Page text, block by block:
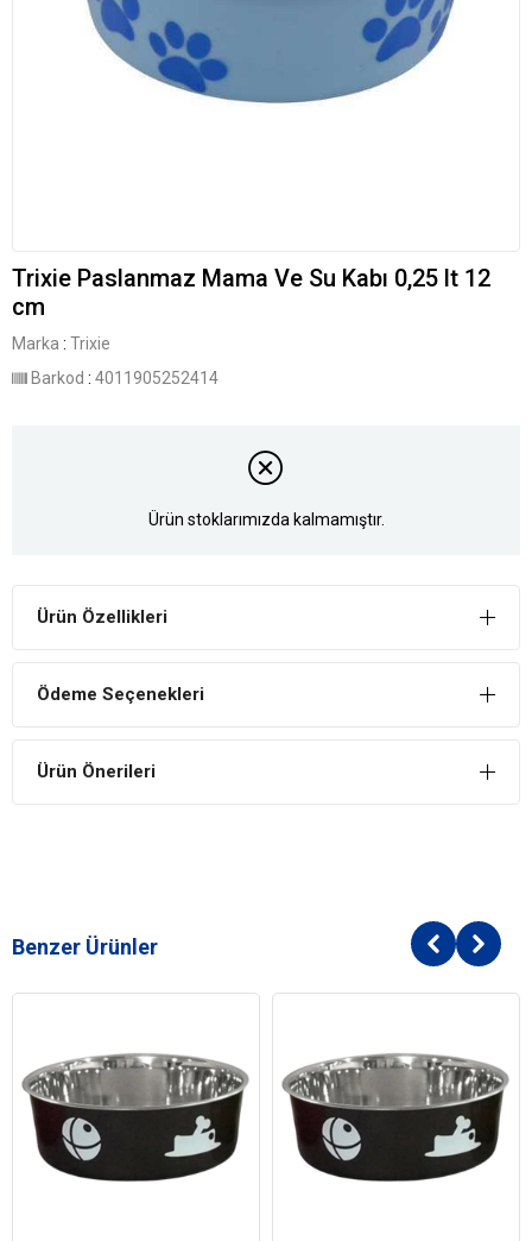
Trixie Paslanmaz Mama Ve Su Kabı 0,25 lt 12
cm
Marka : Trixie
Barkod : 4011905252414
Ürün stoklarımızda kalmamıştır.
Ürün Özellikleri
Ödeme Seçenekleri
Ürün Önerileri
Benzer Ürünler